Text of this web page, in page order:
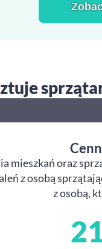
mieszkań oraz
z osobą
z osobą,